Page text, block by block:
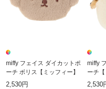
miffy フェイス ダイカットポ
ーチ ボリス【ミッフィー】
2,530円
miffy
ーチ【
2,530